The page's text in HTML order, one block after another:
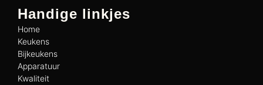
Handige linkjes
Home
Keukens
Bijkeukens
Apparatuur
Kwaliteit